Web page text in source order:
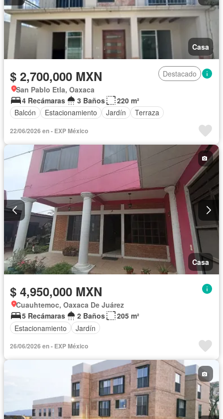
Casa
$ 2,700,000 MXN
Destacado
San Pablo Etla, Oaxaca
4 Recámaras
3 Baños
220 m²
Balcón
Estacionamiento Jardín Terraza
22/06/2026 en - EXP México
Casa
$ 4,950,000 MXN
Cuauhtemoc, Oaxaca De Juárez
5 Recámaras
2 Baños
205 m²
Estacionamiento
Jardín
26/06/2026 en - EXP México